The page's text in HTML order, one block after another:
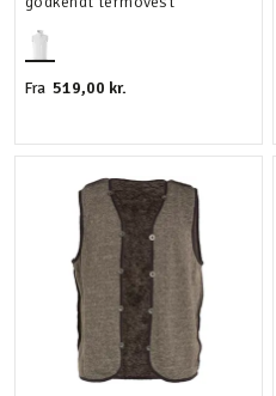
Fra 519,00 kr.